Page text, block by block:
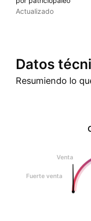
Actualizado
Datos
Resumiendo lo
Venta
Fuerte venta